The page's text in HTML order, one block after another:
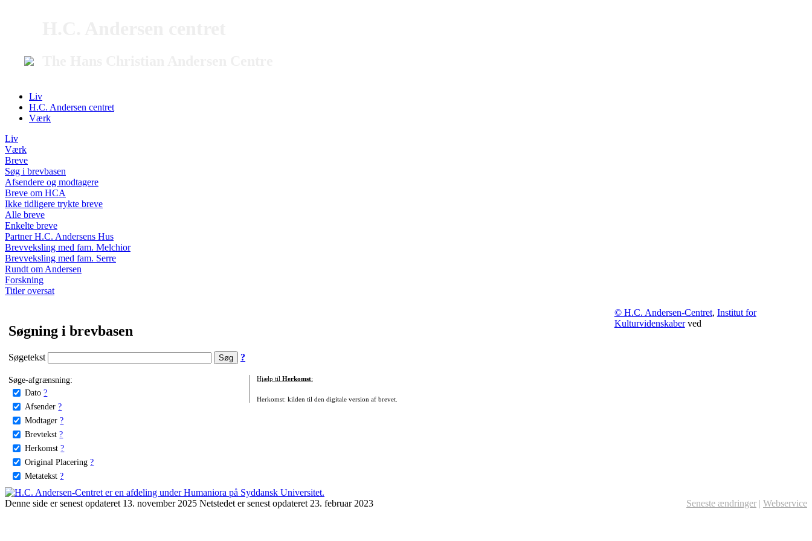
Liv
H.C. Andersen centret
Værk
Liv
Værk
Breve
Søg i brevbasen
Afsendere og modtagere
Breve om HCA
Ikke tidligere trykte breve
Alle breve
Enkelte breve
Partner H.C. Andersens Hus
Brevveksling med fam. Melchior
Brevveksling med fam. Serre
Rundt om Andersen
Forskning
Titler oversat
Søgning i brevbasen
Søgetekst ?
Søge-afgrænsning:
Dato ?
Afsender ?
Modtager ?
Brevtekst ?
Herkomst ?
Original Placering ?
Metatekst ?
Hjælp til Herkomst:
Herkomst: kilden til den digitale version af brevet.
© H.C. Andersen-Centret, Institut for
Kulturvidenskaberved
Denne side er senest opdateret 13. november 2025 Netstedet er senest opdateret 23. februar 2023 Seneste ændringer | Webservice